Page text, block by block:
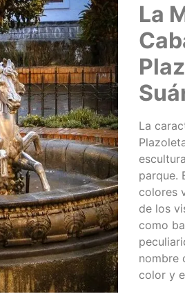
La
La
parque.
colores
de los
como
nombre
color y